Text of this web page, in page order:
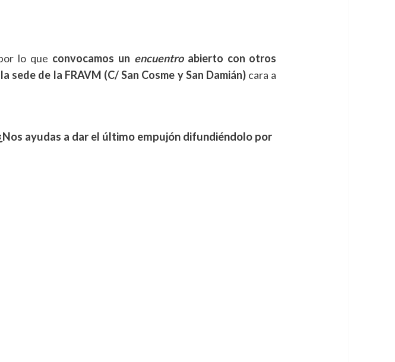
lo que convocamos un encuentroabierto con otros
sede de la FRAVM (C/ San Cosme y San Damián) cara a
ayudas a dar el último empujón difundiéndolo por